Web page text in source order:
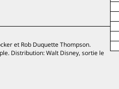
et Rob Duquette Thompson.
Distribution: Walt Disney, sortie le